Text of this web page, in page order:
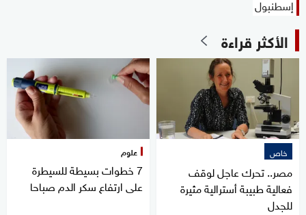
إسطنبول
الأكثر قراءة
خاص
مصر.. تحرك عاجل لوقف
فعالية طبيبة أسترالية مثيرة
للجدل
علوم
7 خطوات بسيطة للسيطرة
على ارتفاع سكر الدم صباحا